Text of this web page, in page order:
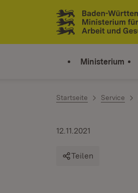
Zum Inhalt springen
Link zur Startseite
Ministerium
Startseite Service
12.11.2021
Teilen